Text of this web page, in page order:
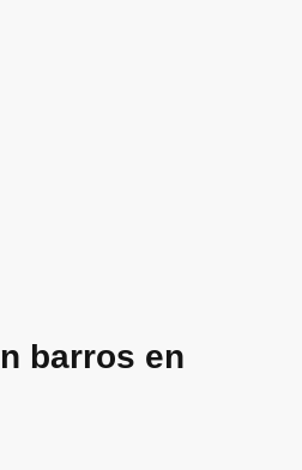
barros en